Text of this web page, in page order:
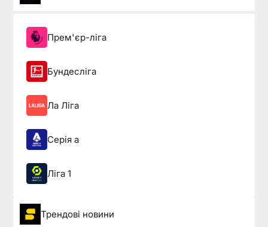
Прем'єр-ліга
Бундесліга
Ла Ліга
Серія а
Ліга 1
Трендові новини